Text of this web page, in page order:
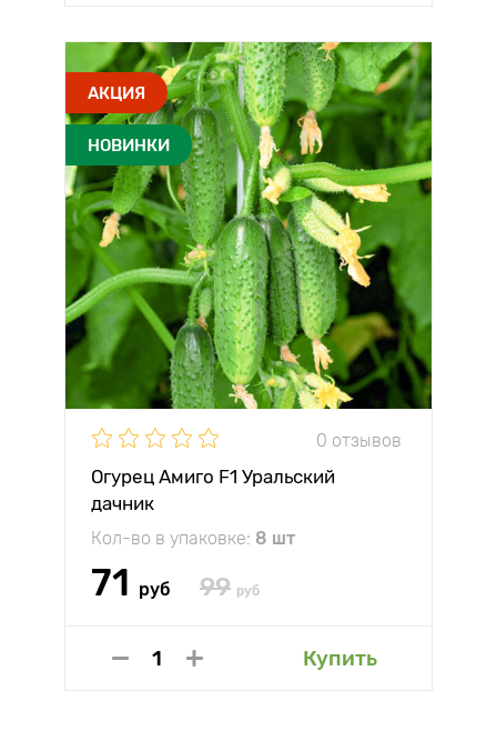
АКЦИЯ
НОВИНКИ
0 отзывов
Огурец Амиго F1 Уральский
дачник
Кол-во в упаковке: 8 шт
71 руб 99 руб
Купить